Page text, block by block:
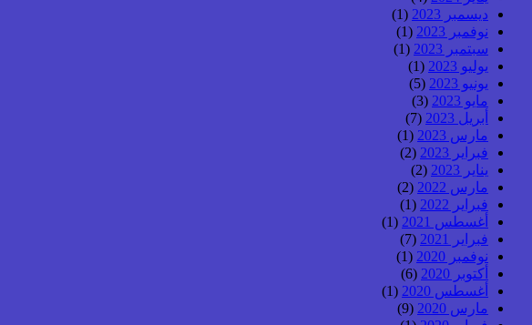
ديسمبر 2023
(1)
نوفمبر 2023
(1)
سبتمبر 2023
(1)
يوليو 2023
(1)
يونيو 2023
(5)
مايو 2023
(3)
أبريل 2023
(7)
مارس 2023
(1)
فبراير 2023
(2)
يناير 2023
(2)
مارس 2022
(2)
فبراير 2022
(1)
أغسطس 2021
(1)
فبراير 2021
(7)
نوفمبر 2020
(1)
أكتوبر 2020
(6)
أغسطس 2020
(1)
مارس 2020
(9)